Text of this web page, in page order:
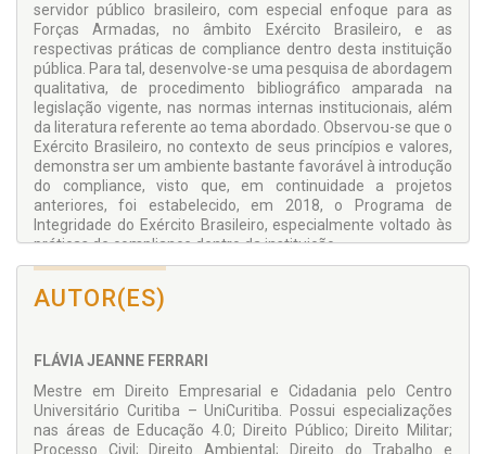
servidor público brasileiro, com especial enfoque para as
Forças Armadas, no âmbito Exército Brasileiro, e as
respectivas práticas de compliance dentro desta instituição
pública. Para tal, desenvolve-se uma pesquisa de abordagem
qualitativa, de procedimento bibliográfico amparada na
legislação vigente, nas normas internas institucionais, além
da literatura referente ao tema abordado. Observou-se que o
Exército Brasileiro, no contexto de seus princípios e valores,
demonstra ser um ambiente bastante favorável à introdução
do compliance, visto que, em continuidade a projetos
anteriores, foi estabelecido, em 2018, o Programa de
Integridade do Exército Brasileiro, especialmente voltado às
práticas de compliance dentro da instituição.
AUTOR(ES)
FLÁVIA JEANNE FERRARI
Mestre em Direito Empresarial e Cidadania pelo Centro
Universitário Curitiba – UniCuritiba. Possui especializações
nas áreas de Educação 4.0; Direito Público; Direito Militar;
Processo Civil; Direito Ambiental; Direito do Trabalho e